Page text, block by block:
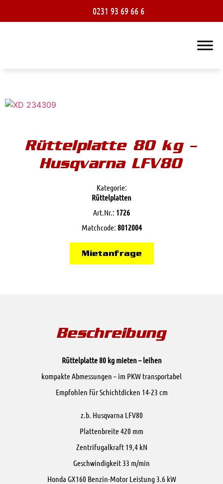
0231 93 69 66 6
Rüttelplatte 80 kg –
Husqvarna LFV80
Kategorie:
Rüttelplatten
Art.Nr.: 1726
Matchcode: 8012004
Mietanfrage
Beschreibung
Rüttelplatte 80 kg mieten – leihen
kompakte Abmessungen – im PKW transportabel
Empfohlen für Schichtdicken 14-23 cm
z.b. Husqvarna LFV80
Plattenbreite 420 mm
Zentrifugalkraft 19,4 kN
Geschwindigkeit 33 m/min
Honda GX160 Benzin-Motor Leistung 3.6 kW